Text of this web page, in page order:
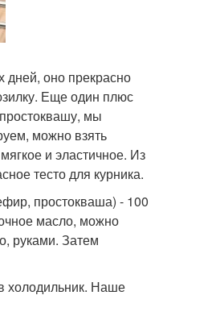
дней, оно прекрасно
Еще один плюс
мы
можно взять
и эластичное. Из
тесто для курника.
простокваша) - 100
масло, можно
руками. Затем
холодильник. Наше